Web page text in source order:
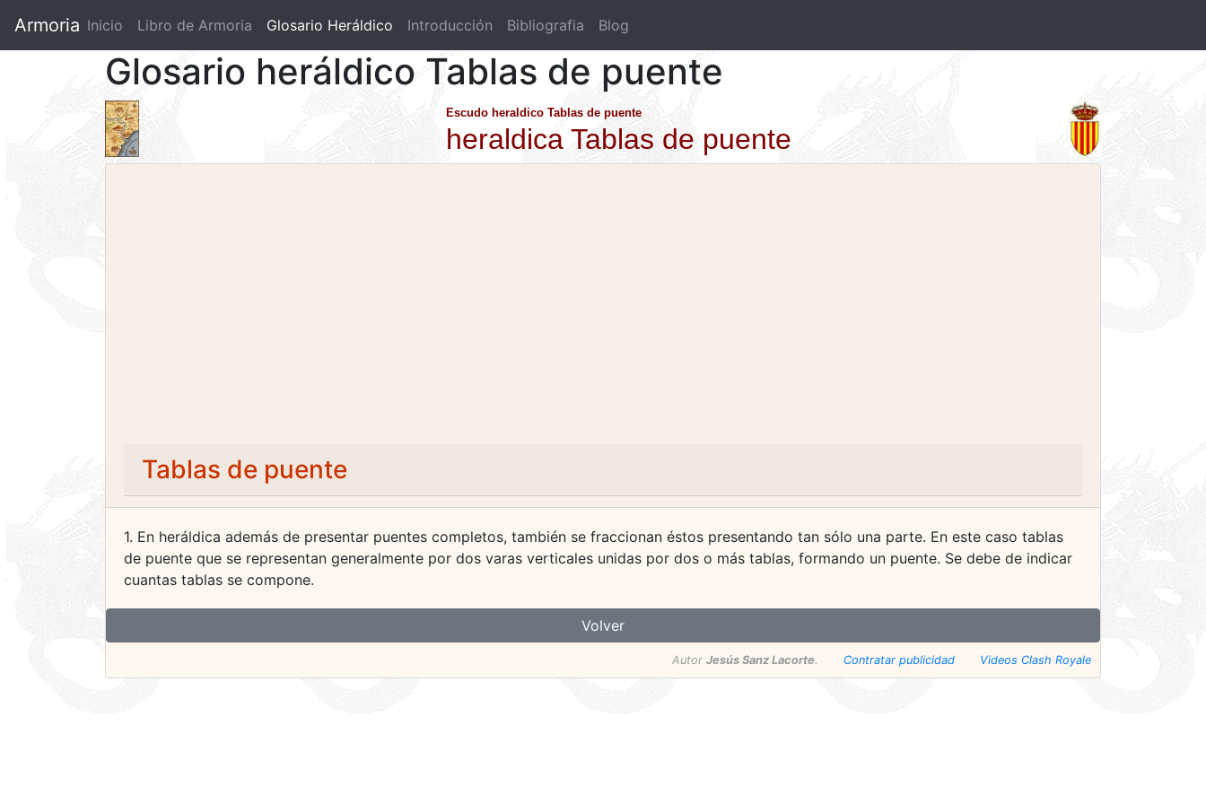
Armoria Inicio Libro de Armoria (current)
Glosario Heráldico Introducción Bibliografia Blog
Glosario heráldico Tablas de puente
Escudo heraldico Tablas de puente
heraldica Tablas de puente
Tablas de puente
1. En heráldica además de presentar puentes completos, también se fraccionan éstos presentando tan sólo una parte. En este caso tablas
de puente que se representan generalmente por dos varas verticales unidas por dos o más tablas, formando un puente. Se debe de indicar
cuantas tablas se compone.
Volver
Autor Jesús Sanz Lacorte. Contratar publicidad Videos Clash Royale